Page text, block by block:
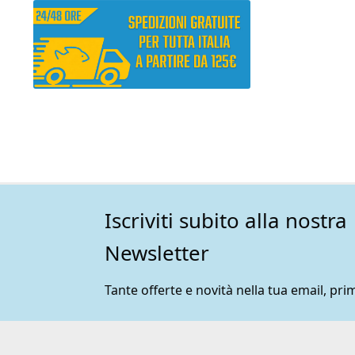
Iscriviti subito alla nostra
Newsletter
Tante offerte e novità nella tua email,